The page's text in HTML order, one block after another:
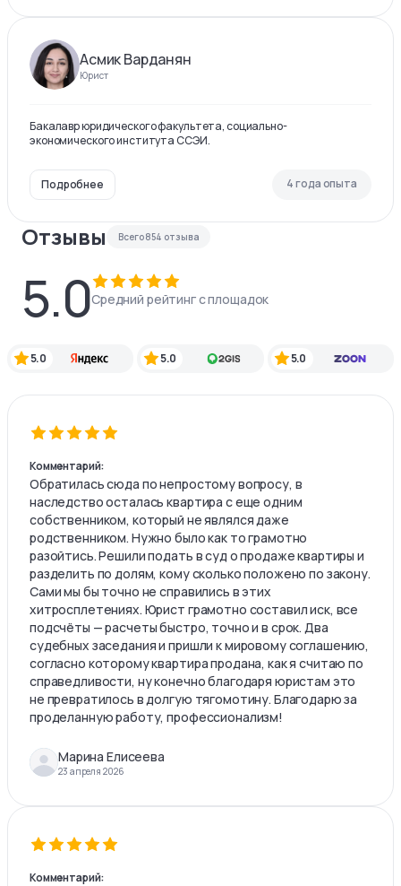
Асмик Варданян
Юрист
Бакалавр юридического факультета, социально-
экономического института ССЭИ.
Подробнее 4 года опыта
Отзывы Всего854 отзыва
5.0Средний рейтинг с площадок
5.0 5.0 5.0
Комментарий:
Обратилась сюда по непростому вопросу, в
наследство осталась квартира с еще одним
собственником, который не являлся даже
родственником. Нужно было как то грамотно
разойтись. Решили подать в суд о продаже квартиры и
разделить по долям, кому сколько положено по закону.
Сами мы бы точно не справились в этих
хитросплетениях. Юрист грамотно составил иск, все
подсчёты — расчеты быстро, точно и в срок. Два
судебных заседания и пришли к мировому соглашению,
согласно которому квартира продана, как я считаю по
справедливости, ну конечно благодаря юристам это
не превратилось в долгую тягомотину. Благодарю за
проделанную работу, профессионализм!
Марина Елисеева
23 апреля 2026
Комментарий: